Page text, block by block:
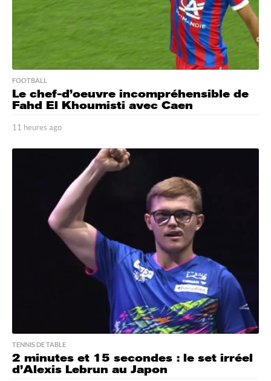
FOOTBALL
Le chef-d’oeuvre incompréhensible de
Fahd El Khoumisti avec Caen
11 heures ago
h
e
s
a
g
o
TENNIS DE TABLE
2 minutes et 15 secondes : le set irréel
d’Alexis Lebrun au Japon